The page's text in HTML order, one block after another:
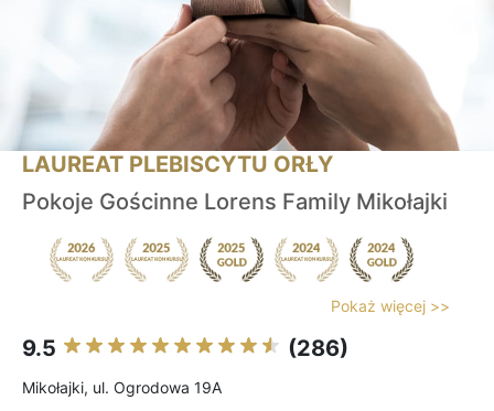
LAUREAT PLEBISCYTU ORŁY
Pokoje Gościnne Lorens Family Mikołajki
Pokaż więcej >>
9.5 (286)
Mikołajki, ul. Ogrodowa 19A